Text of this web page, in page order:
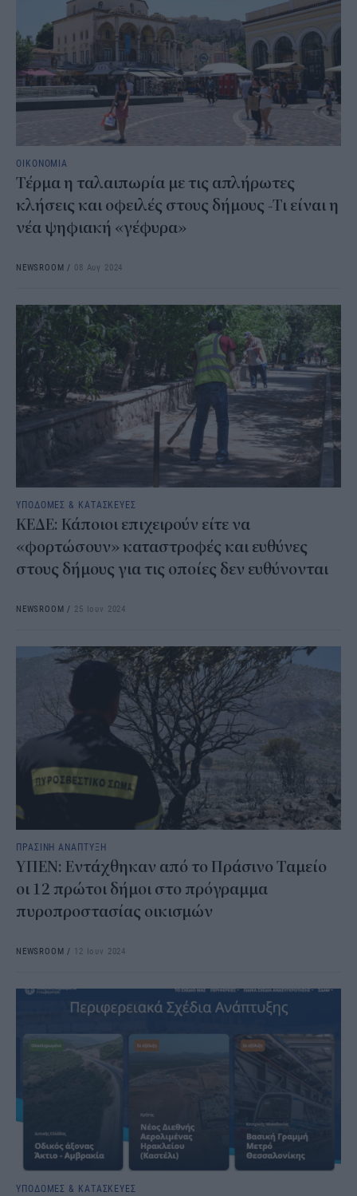
ΟΙΚΟΝΟΜΙΑ
Τέρμα η ταλαιπωρία με τις απλήρωτες
κλήσεις και οφειλές στους δήμους -Τι είναι η
νέα ψηφιακή «γέφυρα»
NEWSROOM / 08 Αυγ 2024
ΥΠΟΔΟΜΕΣ & ΚΑΤΑΣΚΕΥΕΣ
ΚΕΔΕ: Κάποιοι επιχειρούν είτε να
«φορτώσουν» καταστροφές και ευθύνες
στους δήμους για τις οποίες δεν ευθύνονται
NEWSROOM / 25 Ιουν 2024
ΠΡΑΣΙΝΗ ΑΝΑΠΤΥΞΗ
ΥΠΕΝ: Εντάχθηκαν από το Πράσινο Ταμείο
οι 12 πρώτοι δήμοι στο πρόγραμμα
πυροπροστασίας οικισμών
NEWSROOM / 12 Ιουν 2024
ΥΠΟΔΟΜΕΣ & ΚΑΤΑΣΚΕΥΕΣ